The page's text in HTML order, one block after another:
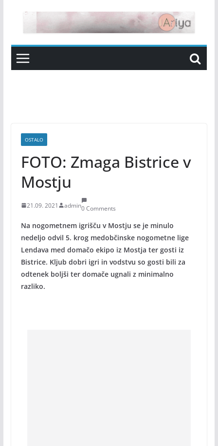
content
OSTALO
FOTO: Zmaga Bistrice v
Mostju
21.09. 2021 admin0 Comments
Na nogometnem igrišču v Mostju se je minulo
nedeljo odvil 5. krog medobčinske nogometne lige
Lendava med domačo ekipo iz Mostja ter gosti iz
Bistrice. Kljub dobri igri in vodstvu so gosti bili za
odtenek boljši ter domače ugnali z minimalno
razliko.